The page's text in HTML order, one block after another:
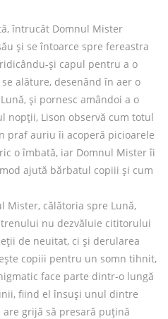
întrucât Domnul Mister
și se întoarce spre fereastra
și capul pentru a o
alăture, desenând în aer o
și pornesc amândoi a o
nopții, Lison observă cum totul
praf auriu îi acoperă picioarele
o îmbată, iar Domnul Mister îi
ajută bărbatul copiii și cum
Mister, călătoria spre Lună,
nu dezvăluie cititorului
de neuitat, ci și derularea
copiii pentru un somn tihnit,
face parte dintr-o lungă
fiind el însuși unul dintre
are grijă să presară puțină